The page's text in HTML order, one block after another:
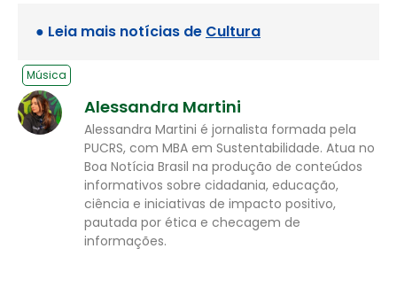
● Leia mais notícias de Cultura
Música
Alessandra Martini
Alessandra Martini é jornalista formada pela
PUCRS, com MBA em Sustentabilidade. Atua no
Boa Notícia Brasil na produção de conteúdos
informativos sobre cidadania, educação,
ciência e iniciativas de impacto positivo,
pautada por ética e checagem de
informações.